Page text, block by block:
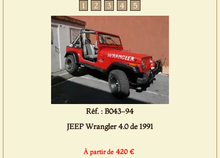
1 2 3 4 5
Réf. : B043-94
JEEP Wrangler 4.0 de 1991
À partir de 420 €